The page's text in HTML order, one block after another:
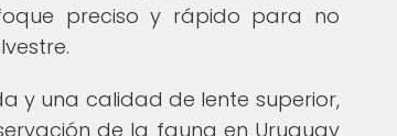
preciso y rápido para no
y una calidad de lente superior,
de la fauna en Uruguay